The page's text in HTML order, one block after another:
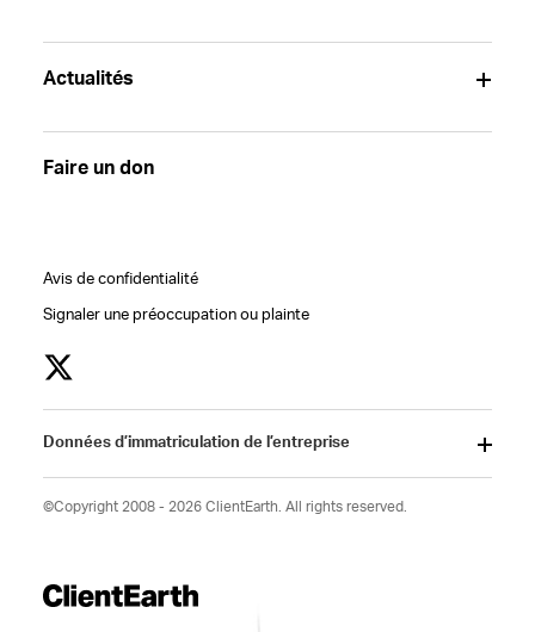
Actualités
Faire un don
Avis de confidentialité
Signaler une préoccupation ou plainte
Données d’immatriculation de l’entreprise
©Copyright 2008 - 2026 ClientEarth. All rights reserved.